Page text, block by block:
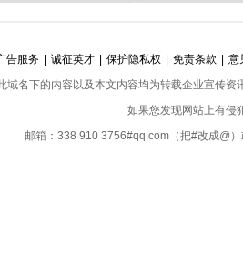
告服务 诚征英才 保护隐私权 免责条款
意
域名下的内容以及本文内容均为转载企业宣传
如果您发现网站上有侵
邮箱：338 910 3756#qq.com（把#改成@